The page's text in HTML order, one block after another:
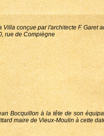
Villa conçue par l'architecte F. Garet
rue de Compiègne
Bocquillon à la tête de son
maire de Vieux-Moulin à cette